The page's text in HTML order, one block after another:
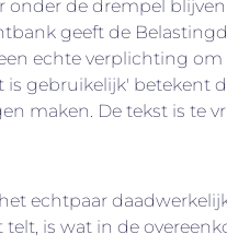
onder de drempel
geeft de
echte verplichting om
is gebruikelijk' betekent
maken. De tekst is te
echtpaar
telt, is wat in de